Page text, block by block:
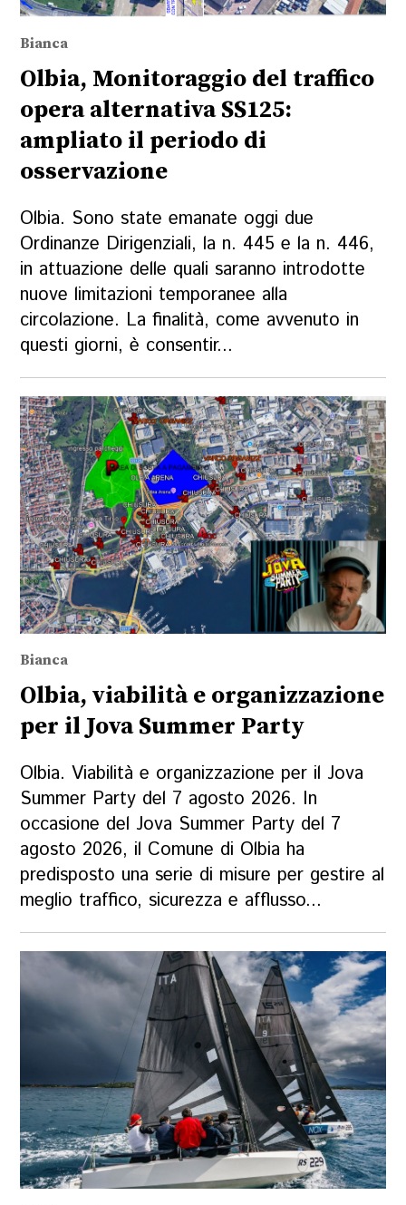
Bianca
Olbia, Monitoraggio del traffico
opera alternativa SS125:
ampliato il periodo di
osservazione
Olbia. Sono state emanate oggi due
Ordinanze Dirigenziali, la n. 445 e la n. 446,
in attuazione delle quali saranno introdotte
nuove limitazioni temporanee alla
circolazione. La finalità, come avvenuto in
questi giorni, è consentir...
Bianca
Olbia, viabilità e organizzazione
per il Jova Summer Party
Olbia. Viabilità e organizzazione per il Jova
Summer Party del 7 agosto 2026. In
occasione del Jova Summer Party del 7
agosto 2026, il Comune di Olbia ha
predisposto una serie di misure per gestire al
meglio traffico, sicurezza e afflusso...